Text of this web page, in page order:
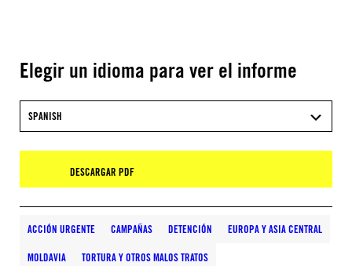
Elegir un idioma para ver el informe
SPANISH
DESCARGAR PDF
ACCIÓN URGENTE CAMPAÑAS DETENCIÓN EUROPA Y ASIA CENTRAL
MOLDAVIA TORTURA Y OTROS MALOS TRATOS